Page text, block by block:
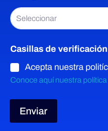
N
o
b
r
e
Seleccionar
Casillas de verificación
Acepta nuestra
Conoce aquí nuestra
Enviar